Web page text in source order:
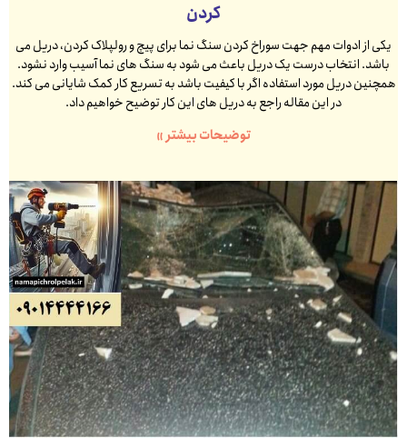
کردن
یکی از ادوات مهم جهت سوراخ کردن سنگ نما برای پیچ و رولپلاک کردن، دریل می
باشد. انتخاب درست یک دریل باعث می شود به سنگ های نما آسیب وارد نشود.
همچنین دریل مورد استفاده اگر با کیفیت باشد به تسریع کار کمک شایانی می کند.
در این مقاله راجع به دریل های این کار توضیح خواهیم داد.
توضیحات بیشتر »